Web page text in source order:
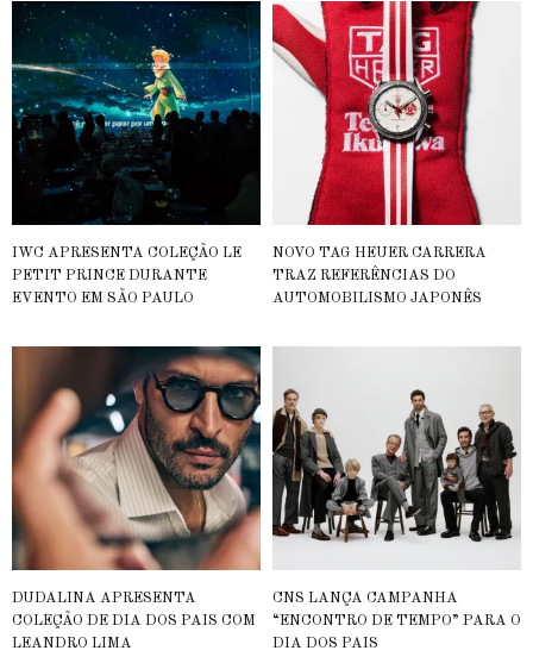
IWC APRESENTA COLEÇÃO LE
PETIT PRINCE DURANTE
EVENTO EM SÃO PAULO
NOVO TAG HEUER CARRERA
TRAZ REFERÊNCIAS DO
AUTOMOBILISMO JAPONÊS
DUDALINA APRESENTA
COLEÇÃO DE DIA DOS PAIS COM
LEANDRO LIMA
CNS LANÇA CAMPANHA
“ENCONTRO DE TEMPO” PARA O
DIA DOS PAIS